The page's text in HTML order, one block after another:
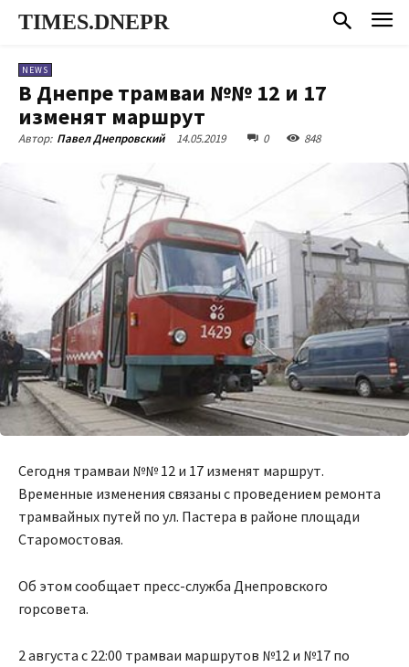
TIMES.DNEPR
NEWS
В Днепре трамваи №№ 12 и 17
изменят маршрут
Автор: Павел Днепровский 14.05.2019 0 848
Сегодня трамваи №№ 12 и 17 изменят маршрут.
Временные изменения связаны с проведением ремонта
трамвайных путей по ул. Пастера в районе площади
Старомостовая.
Об этом сообщает пресс-служба Днепровского
горсовета.
2 августа с 22:00 трамваи маршрутов №12 и №17 по